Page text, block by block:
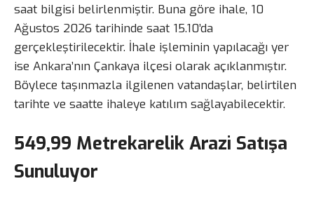
saat bilgisi belirlenmiştir. Buna göre ihale, 10
Ağustos 2026 tarihinde saat 15.10’da
gerçekleştirilecektir. İhale işleminin yapılacağı yer
ise Ankara’nın Çankaya ilçesi olarak açıklanmıştır.
Böylece taşınmazla ilgilenen vatandaşlar, belirtilen
tarihte ve saatte ihaleye katılım sağlayabilecektir.
549,99 Metrekarelik Arazi Satışa
Sunuluyor